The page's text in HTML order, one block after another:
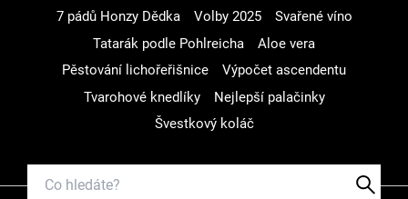
7 pádů Honzy Dědka
Volby 2025
Svařené víno
Tatarák podle Pohlreicha
Aloe vera
Pěstování lichořeřišnice
Výpočet ascendentu
Tvarohové knedlíky
Nejlepší palačinky
Švestkový koláč